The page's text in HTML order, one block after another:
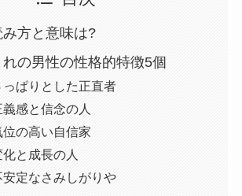
み方と意味は?
れの男性の性格的特徴5個
ぱりとした正直者
感と信念の人
の高い自信家
と成長の人
定なさみしがりや